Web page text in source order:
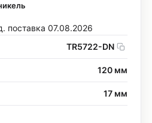
поставка 07.08.2026
TR5722-DN
120 мм
17 мм